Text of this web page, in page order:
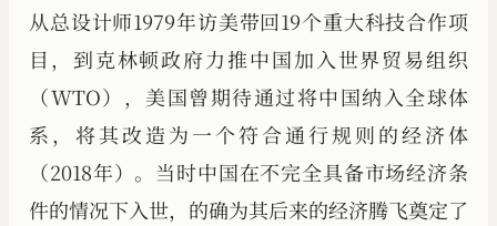
从总设计师1979年访美带回19个重大科技合作项
目，到克林顿政府力推中国加入世界贸易组织
（WTO），美国曾期待通过将中国纳入全球体
系，将其改造为一个符合通行规则的经济体
（2018年）。当时中国在不完全具备市场经济条
件的情况下入世，的确为其后来的经济腾飞奠定了